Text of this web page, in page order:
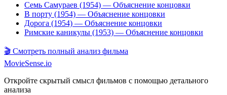
Семь Самураев (1954) — Объяснение концовки
В порту (1954) — Объяснение концовки
Дорога (1954) — Объяснение концовки
Римские каникулы (1953) — Объяснение концовки
🎬 Смотреть полный анализ фильма
MovieSense.io
Откройте скрытый смысл фильмов с помощью детального
анализа